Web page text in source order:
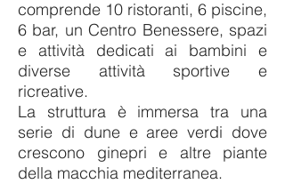
comprende 10 ristoranti, 6 piscine,
6 bar, un Centro Benessere, spazi
e attività dedicati ai bambini e
diverse attività sportive e
ricreative.
La struttura è immersa tra una
serie di dune e aree verdi dove
crescono ginepri e altre piante
della macchia mediterranea.